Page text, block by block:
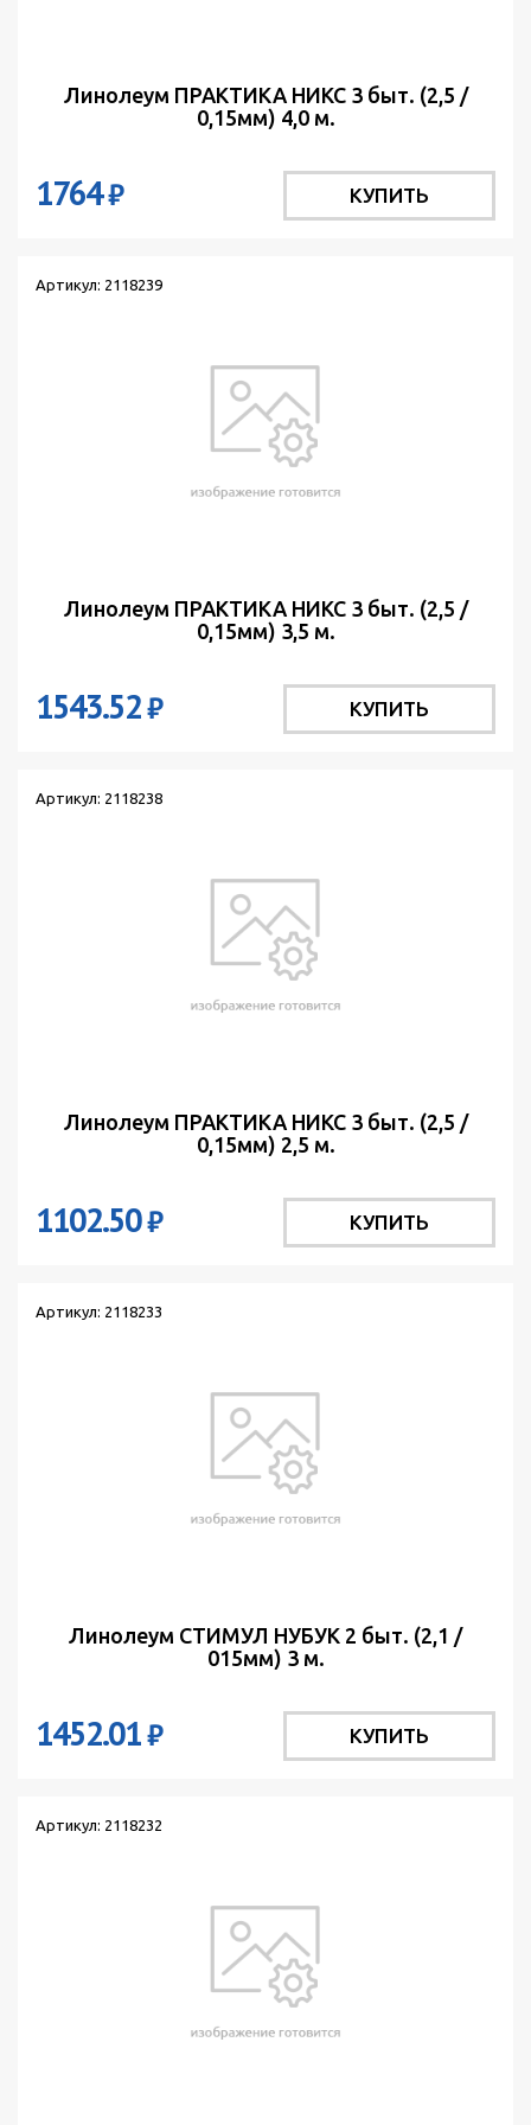
Линолеум ПРАКТИКА НИКС 3 быт. (2,5 /
0,15мм) 4,0 м.
1764₽ КУПИТЬ
Артикул: 2118239
Линолеум ПРАКТИКА НИКС 3 быт. (2,5 /
0,15мм) 3,5 м.
1543.52₽ КУПИТЬ
Артикул: 2118238
Линолеум ПРАКТИКА НИКС 3 быт. (2,5 /
0,15мм) 2,5 м.
1102.50₽ КУПИТЬ
Артикул: 2118233
Линолеум СТИМУЛ НУБУК 2 быт. (2,1 /
015мм) 3 м.
1452.01₽ КУПИТЬ
Артикул: 2118232